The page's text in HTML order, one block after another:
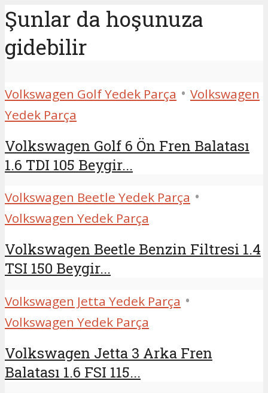
Şunlar da hoşunuza
gidebilir
Volkswagen Golf Yedek Parça • Volkswagen
Yedek Parça
Volkswagen Golf 6 Ön Fren Balatası
1.6 TDI 105 Beygir...
Volkswagen Beetle Yedek Parça •
Volkswagen Yedek Parça
Volkswagen Beetle Benzin Filtresi 1.4
TSI 150 Beygir...
Volkswagen Jetta Yedek Parça •
Volkswagen Yedek Parça
Volkswagen Jetta 3 Arka Fren
Balatası 1.6 FSI 115...